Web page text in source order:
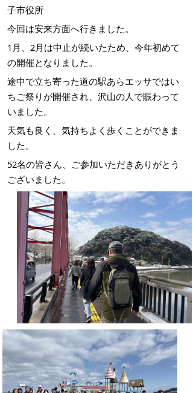
子市役所
今回は安来方面へ行きました。
1月、2月は中止が続いたため、今年初めて
の開催となりました。
途中で立ち寄った道の駅あらエッサではい
ちご祭りが開催され、沢山の人で賑わって
いました。
天気も良く、気持ちよく歩くことができま
した。
52名の皆さん、ご参加いただきありがとう
ございました。